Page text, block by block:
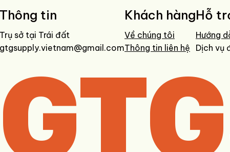
Thông tin
Trụ sở tại Trái đất
gtgsupply.vietnam@gmail.com
Khách hàng
Về chúng tôi
Thông tin liên hệ
Hỗ
Hướng
Dịch vụ